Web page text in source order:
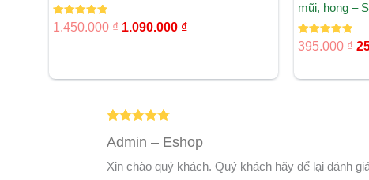
Được xếp
hạng
1.450.000₫ 1.090.000 ₫
mũi, họng –
Được xếp
hạng
395.000₫
hạng55
Admin – Eshop
Xin chào quý khách. Quý khách hãy để lại đánh